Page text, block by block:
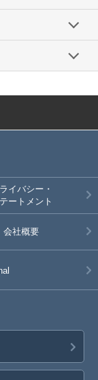
イバシー・
ートメント
会社概要